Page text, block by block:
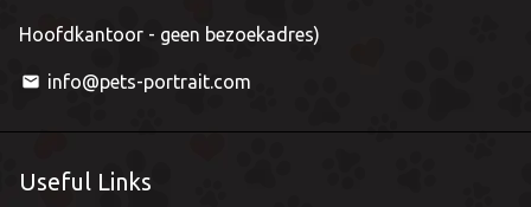
Hoofdkantoor - geen bezoekadres)
email info@pets-portrait.com
Useful Links